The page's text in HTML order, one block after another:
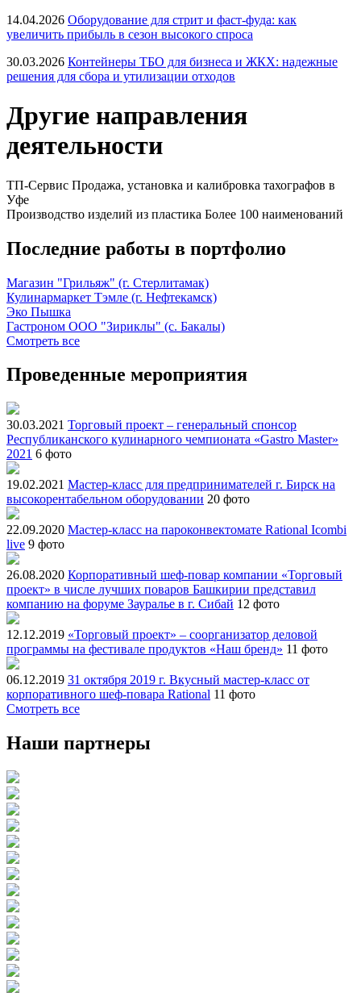
14.04.2026 Оборудование для стрит и фаст-фуда: как
увеличить прибыль в сезон высокого спроса
30.03.2026 Контейнеры ТБО для бизнеса и ЖКХ: надежные
решения для сбора и утилизации отходов
Другие направления
деятельности
ТП-Сервис Продажа, установка и калибровка тахографов в
Уфе
Производство изделий из пластика Более 100 наименований
Последние работы в портфолио
Магазин "Грильяж" (г. Стерлитамак)
Кулинармаркет Тэмле (г. Нефтекамск)
Эко Пышка
Гастроном ООО "Зириклы" (с. Бакалы)
Смотреть все
Проведенные мероприятия
30.03.2021 Торговый проект – генеральный спонсор
Республиканского кулинарного чемпионата «Gastro Master»
2021 6 фото
19.02.2021 Мастер-класс для предпринимателей г. Бирск на
высокорентабельном оборудовании 20 фото
22.09.2020 Мастер-класс на пароконвектомате Rational Icombi
live 9 фото
26.08.2020 Корпоративный шеф-повар компании «Торговый
проект» в числе лучших поваров Башкирии представил
компанию на форуме Зауралье в г. Сибай 12 фото
12.12.2019 «Торговый проект» – соорганизатор деловой
программы на фестивале продуктов «Наш бренд» 11 фото
06.12.2019 31 октября 2019 г. Вкусный мастер-класс от
корпоративного шеф-повара Rational 11 фото
Смотреть все
Наши партнеры